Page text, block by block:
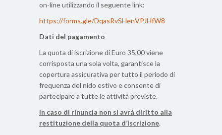
on-line utilizzando il seguente link:
https://forms.gle/DqasRvSHenVPJHfW8
Dati del pagamento
La quota di iscrizione di Euro 35,00 viene
corrisposta una sola volta, garantisce la
copertura assicurativa per tutto il periodo di
frequenza del nido estivo e consente di
partecipare a tutte le attività previste.
In caso di rinuncia non si avrà diritto alla
restituzione della quota d’iscrizione.